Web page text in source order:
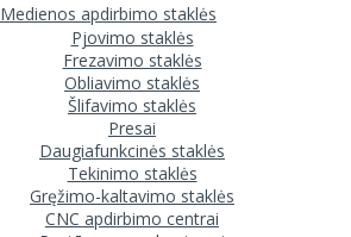
Medienos apdirbimo staklės
Pjovimo staklės
Frezavimo staklės
Obliavimo staklės
Šlifavimo staklės
Presai
Daugiafunkcinės staklės
Tekinimo staklės
Gręžimo-kaltavimo staklės
CNC apdirbimo centrai